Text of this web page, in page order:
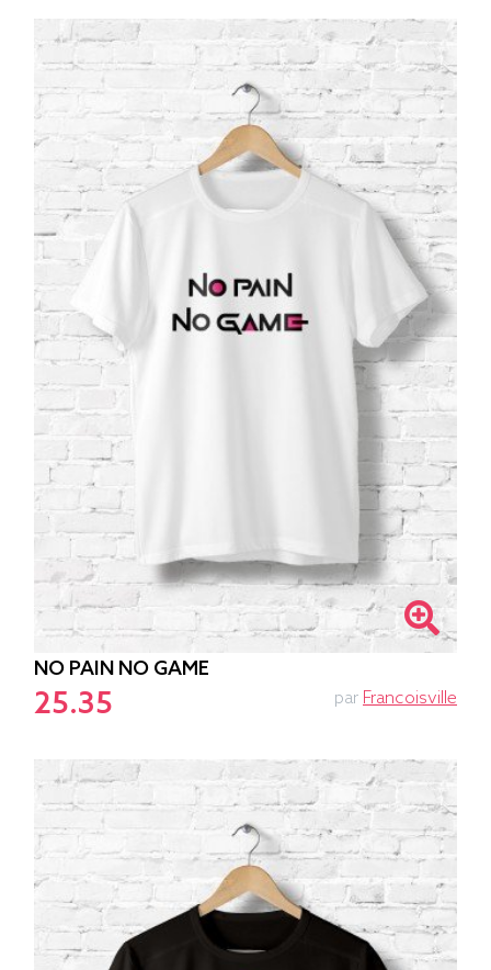
NO PAIN NO GAME
25.35 par Francoisville